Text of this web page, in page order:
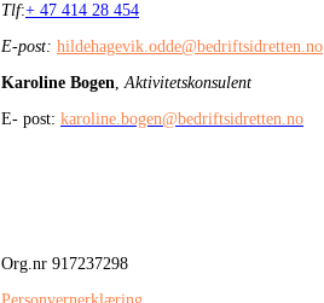
Tlf:+ 47 414 28 454
E-post: hildehagevik.odde@bedriftsidretten.no
Karoline Bogen,Aktivitetskonsulent
E- post: karoline.bogen@bedriftsidretten.no
Org.nr 917237298